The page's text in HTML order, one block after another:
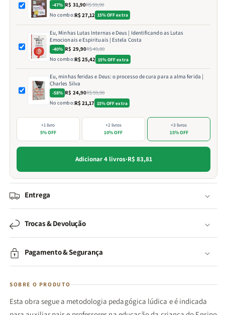
-47% R$ 31,90R$ 59,90
No combo:R$ 27,12 15% OFF extra
Eu, Minhas Lutas Internas e Deus | Identificando as Lutas
Emocionais e Espirituais | Estela Costa
-40% R$ 29,90R$ 49,80
No combo:R$ 25,42 15% OFF extra
Eu, minhas feridas e Deus: o processo de cura para a alma ferida |
Charles Silva
-58% R$ 24,90R$ 59,90
No combo:R$ 21,17 15% OFF extra
+1 livro
5% OFF
+2 livros
10% OFF
+3 livros
15% OFF
Adicionar 4 livros·R$ 83,81
Entrega
Trocas & Devolução
Pagamento & Segurança
SOBRE O PRODUTO
Esta obra segue a metodologia pedagógica lúdica e é indicada